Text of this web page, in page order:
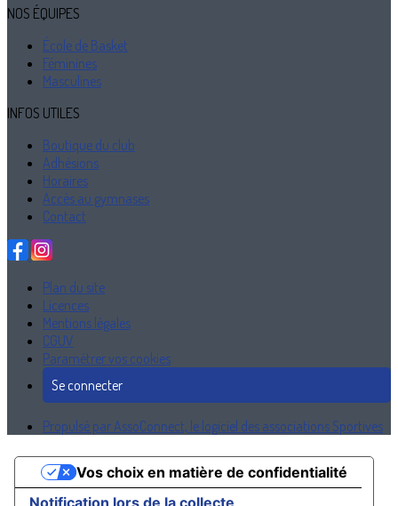
NOS ÉQUIPES
École de Basket
Féminines
Masculines
INFOS UTILES
Boutique du club
Adhésions
Horaires
Accès au gymnases
Contact
Plan du site
Licences
Mentions légales
CGUV
Paramétrer vos cookies
Se connecter
Propulsé par AssoConnect, le logiciel des associations Sportives
Notification lors de la collecte
Vos choix en matière de confidentialité